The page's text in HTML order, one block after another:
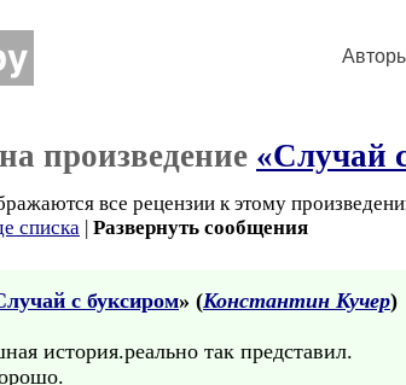
произведение «Случай
все рецензии к этому
списка | Развернуть сообщения
с буксиром» (Константин Кучер)
история.реально так представил.